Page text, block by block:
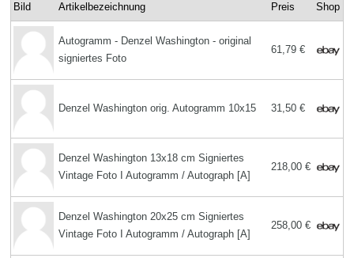
Bild Artikelbezeichnung Preis Shop
Autogramm - Denzel Washington - original
signiertes Foto
61,79 €
Denzel Washington orig. Autogramm 10x15 31,50 €
Denzel Washington 13x18 cm Signiertes
Vintage Foto I Autogramm / Autograph [A]
218,00 €
Denzel Washington 20x25 cm Signiertes
Vintage Foto I Autogramm / Autograph [A]
258,00 €